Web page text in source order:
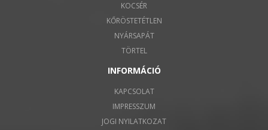
KOCSÉR
KŐRÖSTETÉTLEN
NYÁRSAPÁT
TÖRTEL
INFORMÁCIÓ
KAPCSOLAT
IMPRESSZUM
JOGI NYILATKOZAT